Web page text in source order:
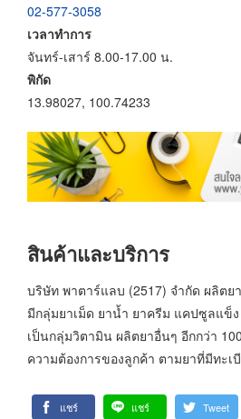
02-577-3058
เวลาทำการ
จันทร์-เสาร์ 8.00-17.00 น.
พิกัด
13.98027, 100.74233
สินค้าและบริการ
บริษัท พาตาร์แลบ (2517) จำกัด ผลิต
มีกลุ่มยาเม็ด ยาน้ำ ยาครีม แคปซูลแ
เป็นกลุ่มวิตามิน ผลิตยาอื่นๆ อีกกว่า
ความต้องการของลูกค้า ตามยาที่มีทะเ
แชร์ แชร์ Tweet